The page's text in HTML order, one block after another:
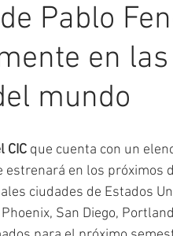
CIC a_gestionar!
seminarios cursos
Pablo
en
mundo
CIC que cuenta con un
estrenará en los próximos
ciudades de Estados
San Diego,